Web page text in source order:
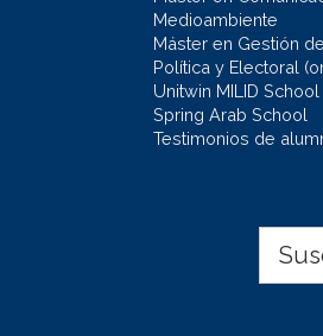
Medioambiente
Máster en Gestión
Política y Electoral
Unitwin MILID School
Spring Arab School
Testimonios de